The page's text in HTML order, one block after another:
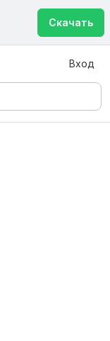
Скачать
Вход